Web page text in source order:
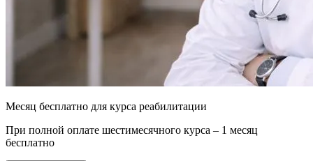
Месяц бесплатно для курса реабилитации
При полной оплате шестимесячного курса – 1 месяц
бесплатно